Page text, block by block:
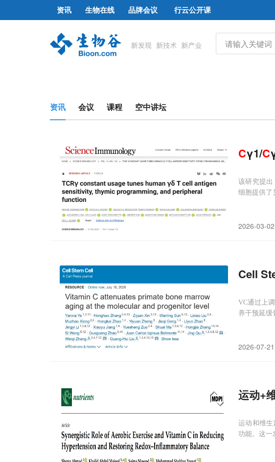
资讯 生物在线 品牌会议 行云公开课
资讯 会议 课程 空中讲坛
Cγ1/C
该研究提出
细胞提供了
2026-03-02
Cell
VC通过上
养干预延缓
2026-07-21
运动+
运动和维
功能。这一